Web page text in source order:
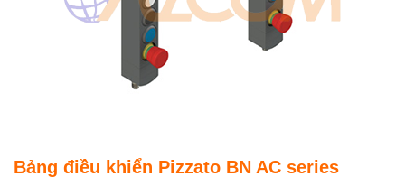
Bảng điều khiển Pizzato BN AC series